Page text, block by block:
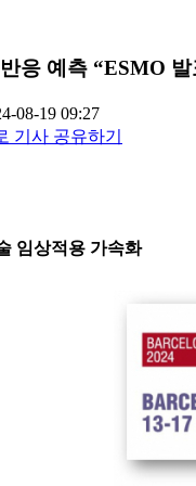
응 예측 “ESMO
08-19 09:27
기사 공유하기
임상적용 가속화